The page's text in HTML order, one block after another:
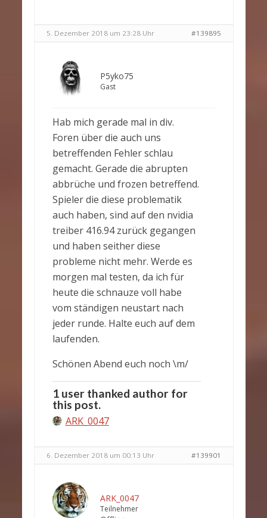
5. Dezember 2018 um 23:28 Uhr #139895
P5yko75
Gast
Hab mich gerade mal in div.
Foren über die auch uns
betreffenden Fehler schlau
gemacht. Gerade die abrupten
abbrüche und frozen betreffend.
Spieler die diese problematik
auch haben, sind auf den nvidia
treiber 416.94 zurück gegangen
und haben seither diese
probleme nicht mehr. Werde es
morgen mal testen, da ich für
heute die schnauze voll habe
vom ständigen neustart nach
jeder runde. Halte euch auf dem
laufenden.
Schönen Abend euch noch \m/
1 user thanked author for
this post.
ARK_0047
6. Dezember 2018 um 00:13 Uhr #139901
ARK_0047
Teilnehmer